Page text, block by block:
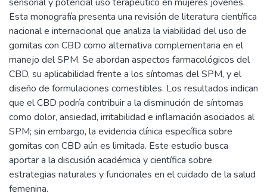
Esta monografía presenta una revisión de literatura científica
nacional e internacional que analiza la viabilidad del uso de
gomitas con CBD como alternativa complementaria en el
manejo del SPM. Se abordan aspectos farmacológicos del
CBD, su aplicabilidad frente a los síntomas del SPM, y el
diseño de formulaciones comestibles. Los resultados indican
que el CBD podría contribuir a la disminución de síntomas
como dolor, ansiedad, irritabilidad e inflamación asociados al
SPM; sin embargo, la evidencia clínica específica sobre
gomitas con CBD aún es limitada. Este estudio busca
aportar a la discusión académica y científica sobre
estrategias naturales y funcionales en el cuidado de la salud
femenina.